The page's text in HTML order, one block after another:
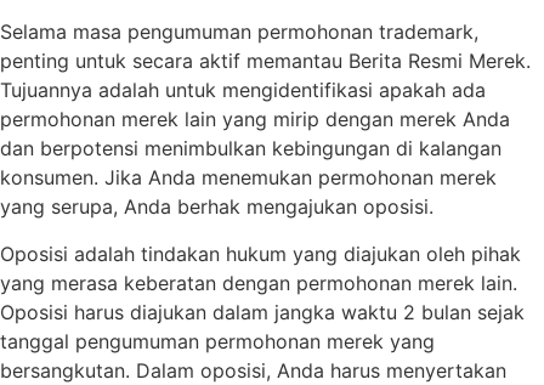
Selama masa pengumuman permohonan trademark,
penting untuk secara aktif memantau Berita Resmi Merek.
Tujuannya adalah untuk mengidentifikasi apakah ada
permohonan merek lain yang mirip dengan merek Anda
dan berpotensi menimbulkan kebingungan di kalangan
konsumen. Jika Anda menemukan permohonan merek
yang serupa, Anda berhak mengajukan oposisi.
Oposisi adalah tindakan hukum yang diajukan oleh pihak
yang merasa keberatan dengan permohonan merek lain.
Oposisi harus diajukan dalam jangka waktu 2 bulan sejak
tanggal pengumuman permohonan merek yang
bersangkutan. Dalam oposisi, Anda harus menyertakan